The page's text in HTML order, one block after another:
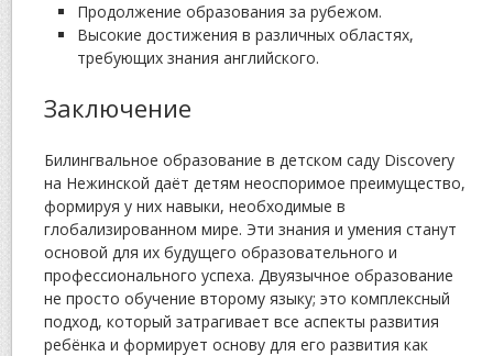
Продолжение образования за рубежом.
Высокие достижения в различных областях,
требующих знания английского.
Заключение
Билингвальное образование в детском саду Discovery
на Нежинской даёт детям неоспоримое преимущество,
формируя у них навыки, необходимые в
глобализированном мире. Эти знания и умения станут
основой для их будущего образовательного и
профессионального успеха. Двуязычное образование
не просто обучение второму языку; это комплексный
подход, который затрагивает все аспекты развития
ребёнка и формирует основу для его развития как